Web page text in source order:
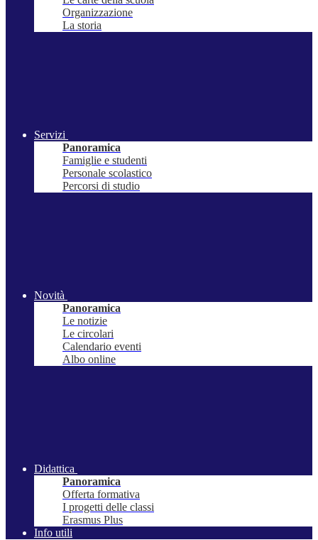
Organizzazione
La storia
Servizi
Panoramica
Famiglie e studenti
Personale scolastico
Percorsi di studio
Novità
Panoramica
Le notizie
Le circolari
Calendario eventi
Albo online
Didattica
Panoramica
Offerta formativa
I progetti delle classi
Erasmus Plus
Info utili